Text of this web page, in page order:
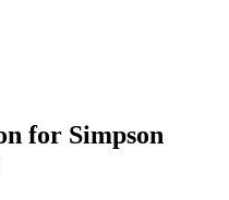
for Simpson